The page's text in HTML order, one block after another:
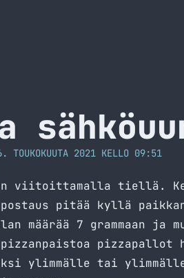
TOUKOKUUTA 2021 KELLO 09:51
viitoittamalla tiellä.
postaus pitää kyllä
määrää 7 grammaan
pizzanpaistoa
ylimmälle tai